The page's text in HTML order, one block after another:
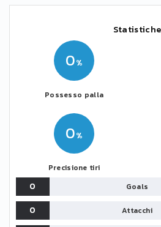
Statistiche
0
Possesso palla
0
Precisione tiri
0 Goals
0
Attacchi